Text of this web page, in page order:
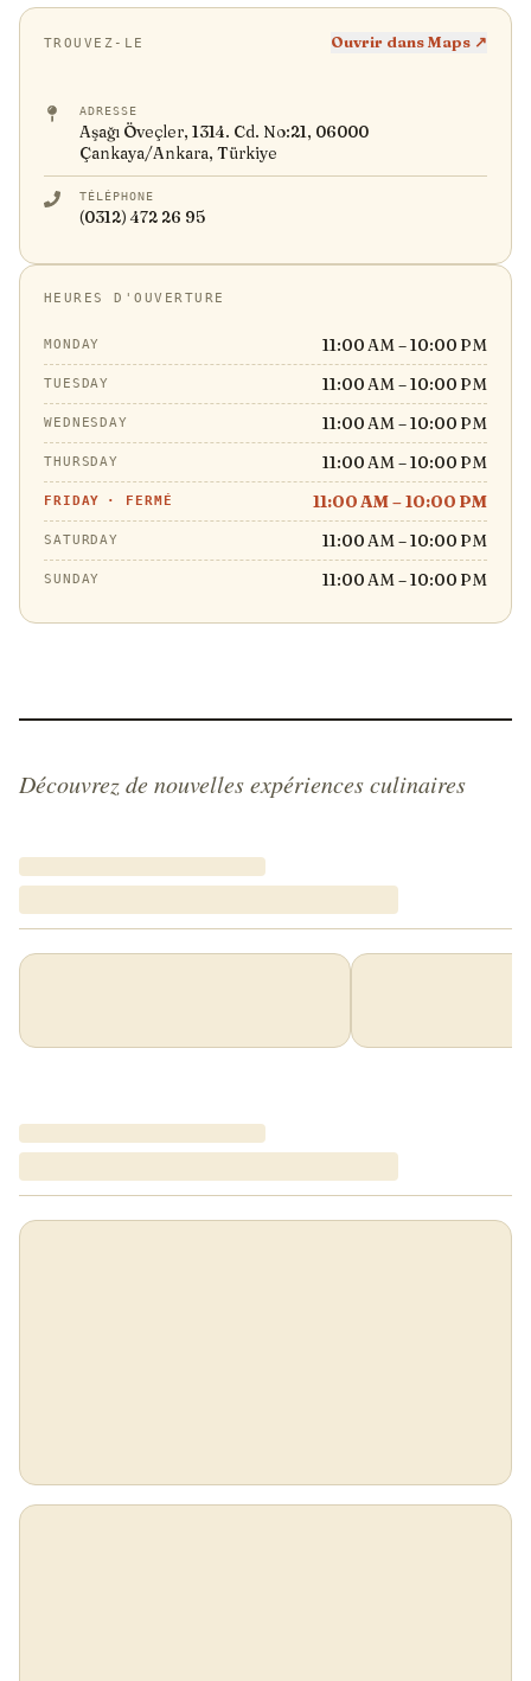
TROUVEZ-LE Ouvrir dans Maps ↗
ADRESSE
Aşağı Öveçler, 1314. Cd. No:21, 06000
Çankaya/Ankara, Türkiye
TÉLÉPHONE
(0312) 472 26 95
HEURES D'OUVERTURE
MONDAY 11:00 AM – 10:00 PM
TUESDAY 11:00 AM – 10:00 PM
WEDNESDAY 11:00 AM – 10:00 PM
THURSDAY 11:00 AM – 10:00 PM
FRIDAY · FERMÉ 11:00 AM – 10:00 PM
SATURDAY 11:00 AM – 10:00 PM
SUNDAY 11:00 AM – 10:00 PM
Découvrez de nouvelles expériences culinaires